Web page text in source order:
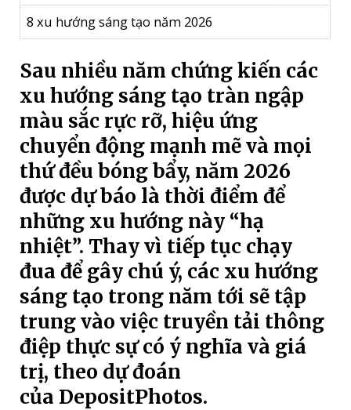
chữa
lành
8 xu hướng sáng tạo năm 2026
Sau nhiều năm chứng kiến các
xu hướng sáng tạo tràn ngập
màu sắc rực rỡ, hiệu ứng
chuyển động mạnh mẽ và mọi
thứ đều bóng bẩy, năm 2026
được dự báo là thời điểm để
những xu hướng này “hạ
nhiệt”. Thay vì tiếp tục chạy
đua để gây chú ý, các xu hướng
sáng tạo trong năm tới sẽ tập
trung vào việc truyền tải thông
điệp thực sự có ý nghĩa và giá
trị, theo dự đoán
của DepositPhotos.